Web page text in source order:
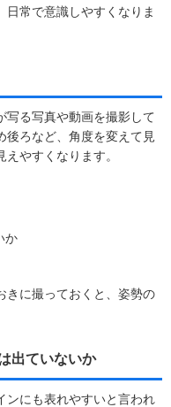
常で意識しやすくなりま
写る写真や動画を撮影して
後ろなど、角度を変えて見
やすくなります。
か
きに撮っておくと、姿勢の
出ていないか
ンにも表れやすいと言われ